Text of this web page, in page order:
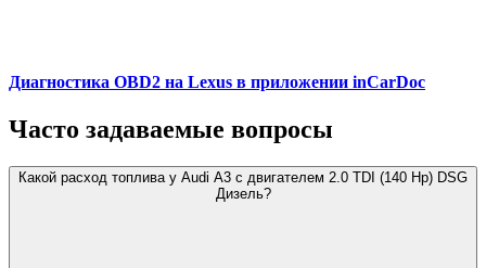
Диагностика OBD2 на Lexus в приложении inCarDoc
Часто задаваемые вопросы
Какой расход топлива у Audi A3 с двигателем 2.0 TDI (140 Hp) DSG
Дизель?